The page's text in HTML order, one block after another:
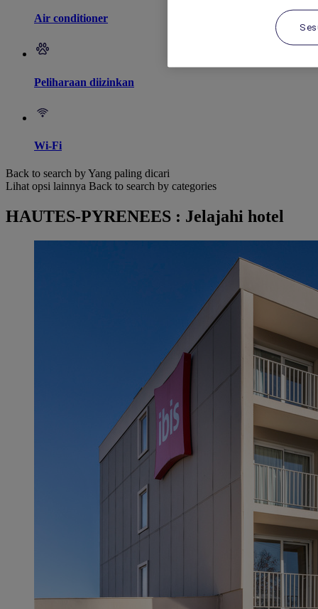
Air conditioner
Peliharaan diizinkan
Wi-Fi
Back to search by Yang paling dicari
Lihat opsi lainnya Back to search by categories
HAUTES-PYRENEES : Jelajahi hotel